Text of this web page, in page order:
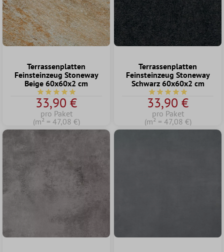
Terrassenplatten
Feinsteinzeug Stoneway
Beige 60x60x2 cm
Durchschnittliche Bewertung von 5 von 5 Sternen
33,90 €
pro Paket
(m² = 47,08 €)
Terrassenplatten
Feinsteinzeug Stoneway
Schwarz 60x60x2 cm
Durchschnittliche
33,90 €
pro Paket
(m² = 47,08 €)